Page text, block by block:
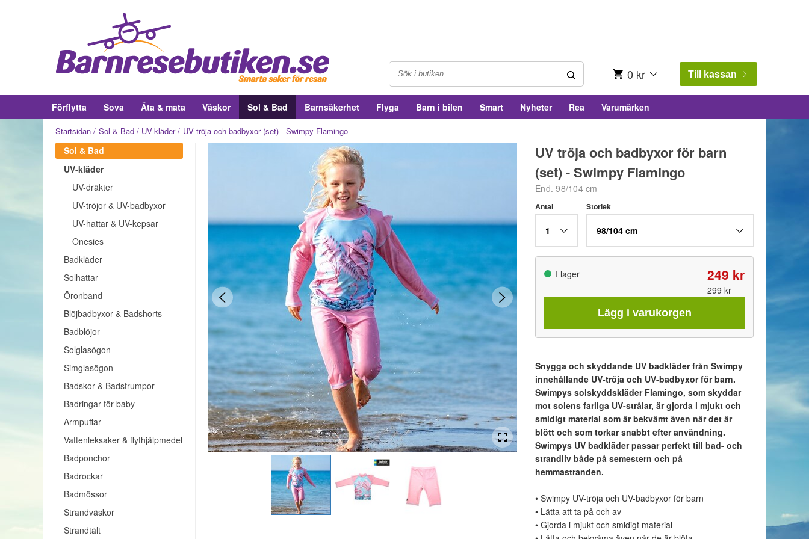
0 kr Till kassan
Förflytta Sova Äta & mata Väskor Sol & Bad Barnsäkerhet Flyga Barn i bilen Smart Nyheter Rea Varumärken
Startsidan Sol & Bad UV-kläder UV tröja och badbyxor (set) - Swimpy Flamingo
Sol & Bad
UV-kläder
UV-dräkter
UV-tröjor & UV-badbyxor
UV-hattar & UV-kepsar
Onesies
Badkläder
Solhattar
Öronband
Blöjbadbyxor & Badshorts
Badblöjor
Solglasögon
Simglasögon
Badskor & Badstrumpor
Badringar för baby
Armpuffar
Vattenleksaker & flythjälpmedel
Badponchor
Badrockar
Badmössor
Strandväskor
Strandtält
UV tröja och badbyxor för barn
(set) - Swimpy Flamingo
End. 98/104 cm
Antal
1
Storlek
98/104 cm
I lager 249 kr
299 kr
Lägg i varukorgen
Snygga och skyddande UV badkläder från Swimpy
innehållande UV-tröja och UV-badbyxor för barn.
Swimpys solskyddskläder Flamingo, som skyddar
mot solens farliga UV-strålar, är gjorda i mjukt och
smidigt material som är bekvämt även när det är
blött och som torkar snabbt efter användning.
Swimpys UV badkläder passar perfekt till bad- och
strandliv både på semestern och på
hemmastranden.
• Swimpy UV-tröja och UV-badbyxor för barn
• Lätta att ta på och av
• Gjorda i mjukt och smidigt material